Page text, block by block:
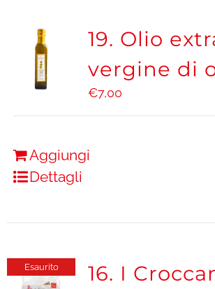
19. Olio
vergine di
€7,00
Aggiungi
Dettagli
Esaurito
16. I